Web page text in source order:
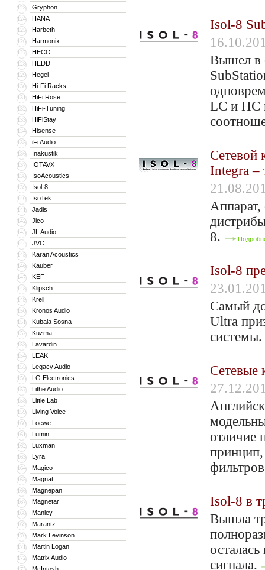
123 Gryphon
124 HANA
125 Harbeth
126 Harmonix
127 HECO
128 HEDD
129 Hegel
130 Hi-Fi Racks
131 HiFi Rose
132 HiFi-Tuning
133 HiFiStay
134 Hisense
135 iFi Audio
136 Inakustik
137 IOTAVX
138 IsoAcoustics
139 Isol-8
140 IsoTek
141 Jadis
142 Jico
143 JL Audio
144 JVC
145 Karan Acoustics
146 Kauber
147 KEF
148 Klipsch
149 Krell
150 Kronos Audio
151 Kubala Sosna
152 Kuzma
153 Lavardin
154 LEAK
155 Legacy Audio
156 LG Electronics
157 Lithe Audio
158 Little Lab
159 Living Voice
160 Loewe
161 Lumin
162 Luxman
163 Lyra
164 Magico
165 Magnat
166 Magnepan
167 Magnetar
168 Manley
169 Marantz
170 Mark Levinson
171 Martin Logan
172 Matrix Audio
Isol-8
Вышел в
LC и HC
Сетевой
Integra –
8.
Isol-8
Самый
Ultra
системы.
Cетевые
отличие
Isol-8 в
Вышла
сигнала.